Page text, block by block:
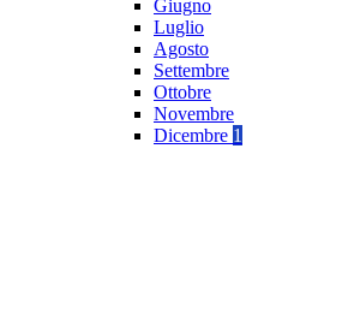
Giugno
Luglio
Agosto
Settembre
Ottobre
Novembre
Dicembre 1